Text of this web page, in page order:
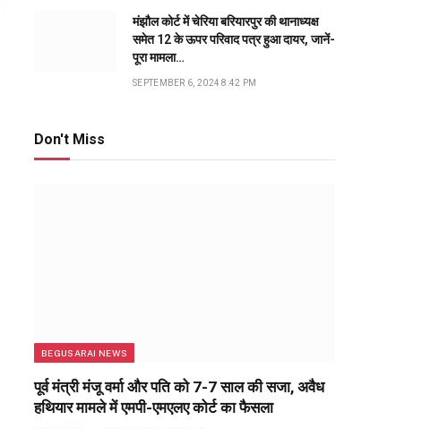
मंझौल कोर्ट में चेरिया बरियारपुर की थानाध्यक्ष
समेत 12 के ऊपर परिवाद पत्र हुआ दायर, जानें-
पूरा मामला…
SEPTEMBER 6, 2024 8:42 PM
Don't Miss
BEGUSARAI NEWS
पूर्व मंत्री मंजू वर्मा और पति को 7-7 साल की सजा, अवैध
हथियार मामले में एमपी-एमएलए कोर्ट का फैसला